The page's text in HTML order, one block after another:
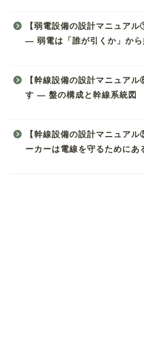
【弱電設備の設計マニュア
― 弱電は「誰が引くか」から
【幹線設備の設計マニュア
す ― 盤の構成と幹線系統図
【幹線設備の設計マニュア
ーカーは電線を守るためにあ